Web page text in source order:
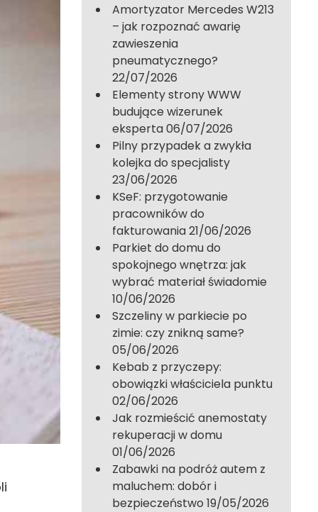
Amortyzator Mercedes W213
– jak rozpoznać awarię
zawieszenia
pneumatycznego?
22/07/2026
Elementy strony WWW
budujące wizerunek
eksperta06/07/2026
Pilny przypadek a zwykła
kolejka do specjalisty
23/06/2026
KSeF: przygotowanie
pracowników do
fakturowania21/06/2026
Parkiet do domu do
spokojnego wnętrza: jak
wybrać materiał świadomie
10/06/2026
Szczeliny w parkiecie po
zimie: czy znikną same?
05/06/2026
Kebab z przyczepy:
obowiązki właściciela punktu
02/06/2026
Jak rozmieścić anemostaty
rekuperacji w domu
01/06/2026
Zabawki na podróż autem z
maluchem: dobór i
bezpieczeństwo 19/05/2026